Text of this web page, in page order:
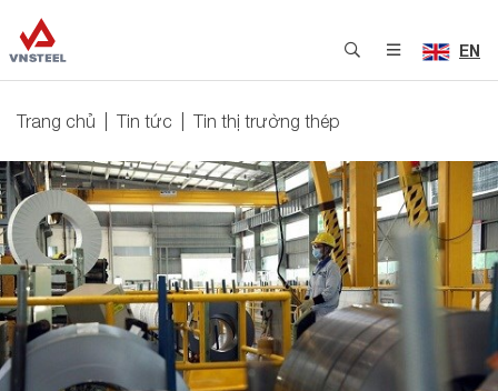
EN
Trang chủ Tin tức Tin thị trường thép